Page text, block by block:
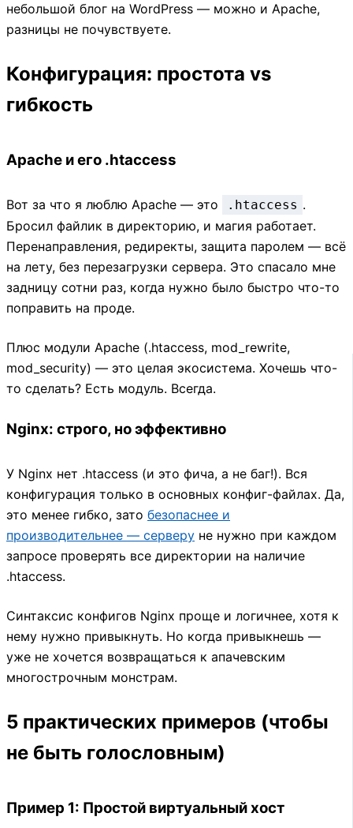
небольшой блог на WordPress — можно и Apache,
разницы не почувствуете.
Конфигурация: простота vs
гибкость
Apache и его .htaccess
Вот за что я люблю Apache — это .htaccess .
Бросил файлик в директорию, и магия работает.
Перенаправления, редиректы, защита паролем — всё
на лету, без перезагрузки сервера. Это спасало мне
задницу сотни раз, когда нужно было быстро что-то
поправить на проде.
Плюс модули Apache (.htaccess, mod_rewrite,
mod_security) — это целая экосистема. Хочешь что-
то сделать? Есть модуль. Всегда.
Nginx: строго, но эффективно
У Nginx нет .htaccess (и это фича, а не баг!). Вся
конфигурация только в основных конфиг-файлах. Да,
это менее гибко, зато безопаснее и
производительнее — серверу не нужно при каждом
запросе проверять все директории на наличие
.htaccess.
Синтаксис конфигов Nginx проще и логичнее, хотя к
нему нужно привыкнуть. Но когда привыкнешь —
уже не хочется возвращаться к апачевским
многострочным монстрам.
5 практических примеров (чтобы
не быть голословным)
Пример 1: Простой виртуальный хост